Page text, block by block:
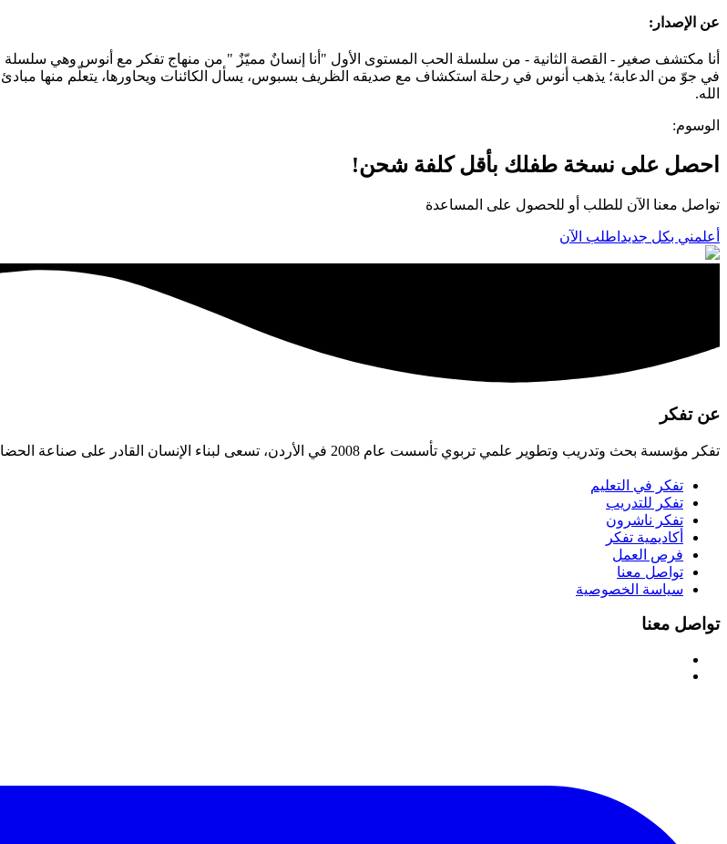
عن الإصدار :
أنا مكتشف صغير - القصة الثانية - من سلسلة الحب المستوى الأول "أنا إنسانٌ مميّزٌ " من منهاج تفكر مع أنوس وهي سلسلة
في جوّ من الدعابة؛ يذهب أنوس في رحلة استكشاف مع صديقه الظريف بسبوس، يسأل الكائنات ويحاورها، يتعلّم منها مبادئ
الله.
الوسوم:
احصل على نسخة طفلك بأقل كلفة شحن!
تواصل معنا الآن للطلب أو للحصول على المساعدة
أعلمني بكل جديد اطلب الآن
عن تفكر
تفكر مؤسسة بحث وتدريب وتطوير علمي تربوي تأسست عام 2008 في الأردن، تسعى لبناء الإنسان القادر على صناعة الحضارة، وتهيئة البيئات التربوية اللازمة لتحقيق ذلك.
تفكر في التعليم
تفكر للتدريب
تفكر ناشرون
أكاديمية تفكر
فرص العمل
تواصل معنا
سياسة الخصوصية
تواصل معنا